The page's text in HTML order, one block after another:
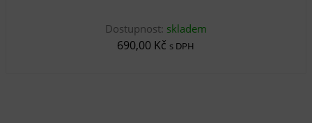
Dostupnost: skladem
690,00 Kč s DPH